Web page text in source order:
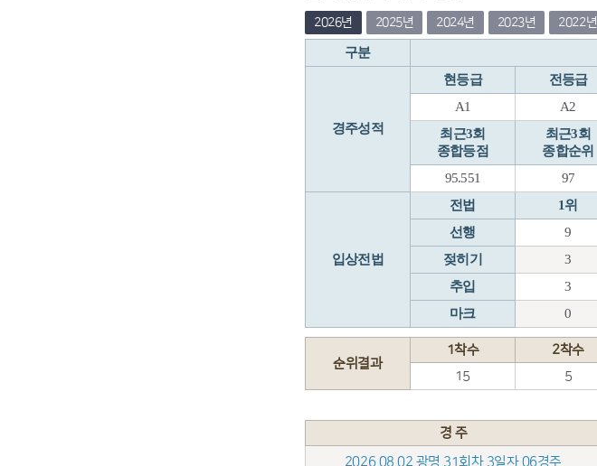
2026년 2025년 2024년 2023년 2022년
구분
경주성적
현등급 전등급
A1
A2
최근3회
종합등점
최근3회
종합순위
95.551
97
입상전법
전법 1위
선행
9
젖히기
3
추입
3
마크
0
순위결과
1착수 2착수
15
5
경 주
2026.08.02 광명 31회차 3일자 06경주